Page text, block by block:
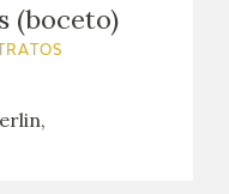
(boceto)